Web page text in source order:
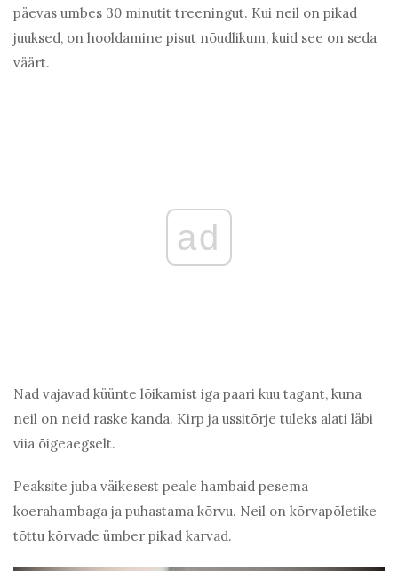
päevas umbes 30 minutit treeningut. Kui neil on pikad
juuksed, on hooldamine pisut nõudlikum, kuid see on seda
väärt.
ad
Nad vajavad küünte lõikamist iga paari kuu tagant, kuna
neil on neid raske kanda. Kirp ja ussitõrje tuleks alati läbi
viia õigeaegselt.
Peaksite juba väikesest peale hambaid pesema
koerahambaga ja puhastama kõrvu. Neil on kõrvapõletike
tõttu kõrvade ümber pikad karvad.